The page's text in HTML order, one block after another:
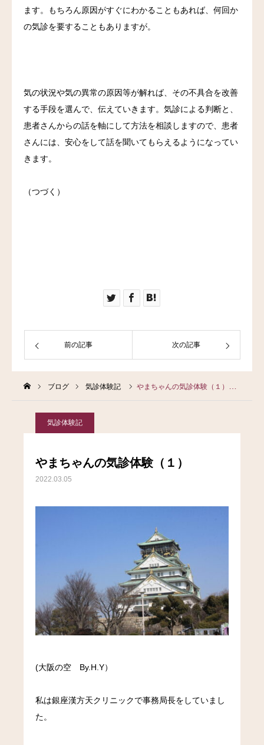
ます。もちろん原因がすぐにわかることもあれば、何回か
の気診を要することもありますが。
気の状況や気の異常の原因等が解れば、その不具合を改善
する手段を選んで、伝えていきます。気診による判断と、
患者さんからの話を軸にして方法を相談しますので、患者
さんには、安心をして話を聞いてもらえるようになってい
きます。
（つづく）
前の記事 次の記事
ブログ 気診体験記 やまちゃんの気診体験（１）
気診体験記
やまちゃんの気診体験（１）
2022.03.05
(大阪の空 By.H.Y）
私は銀座漢方天クリニックで事務局長をしていまし
た。